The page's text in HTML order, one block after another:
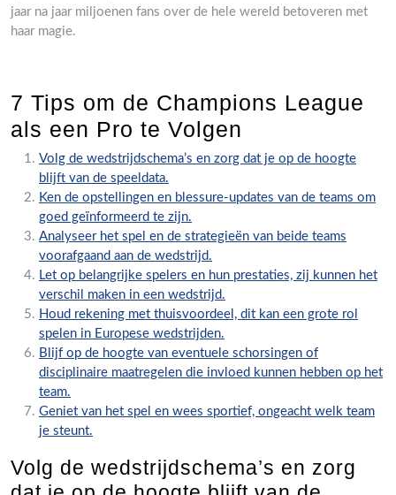
jaar na jaar miljoenen fans over de hele wereld betoveren met
haar magie.
7 Tips om de Champions League
als een Pro te Volgen
Volg de wedstrijdschema’s en zorg dat je op de hoogte
blijft van de speeldata.
Ken de opstellingen en blessure-updates van de teams om
goed geïnformeerd te zijn.
Analyseer het spel en de strategieën van beide teams
voorafgaand aan de wedstrijd.
Let op belangrijke spelers en hun prestaties, zij kunnen het
verschil maken in een wedstrijd.
Houd rekening met thuisvoordeel, dit kan een grote rol
spelen in Europese wedstrijden.
Blijf op de hoogte van eventuele schorsingen of
disciplinaire maatregelen die invloed kunnen hebben op het
team.
Geniet van het spel en wees sportief, ongeacht welk team
je steunt.
Volg de wedstrijdschema’s en zorg